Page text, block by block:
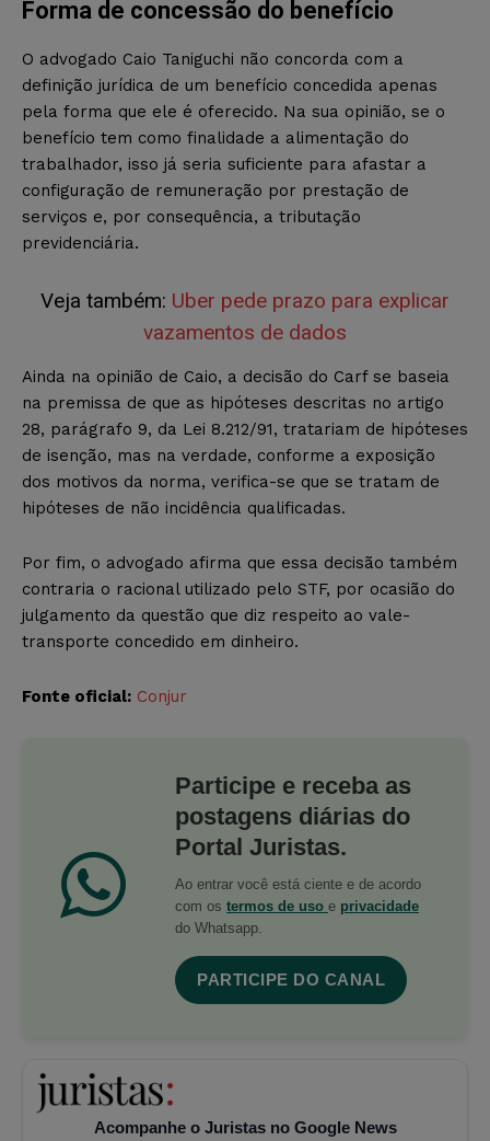
Forma de concessão do benefício
O advogado Caio Taniguchi não concorda com a
definição jurídica de um benefício concedida apenas
pela forma que ele é oferecido. Na sua opinião, se o
benefício tem como finalidade a alimentação do
trabalhador, isso já seria suficiente para afastar a
configuração de remuneração por prestação de
serviços e, por consequência, a tributação
previdenciária.
Veja também: Uber pede prazo para explicar
vazamentos de dados
Ainda na opinião de Caio, a decisão do Carf se baseia
na premissa de que as hipóteses descritas no artigo
28, parágrafo 9, da Lei 8.212/91, tratariam de hipóteses
de isenção, mas na verdade, conforme a exposição
dos motivos da norma, verifica-se que se tratam de
hipóteses de não incidência qualificadas.
Por fim, o advogado afirma que essa decisão também
contraria o racional utilizado pelo STF, por ocasião do
julgamento da questão que diz respeito ao vale-
transporte concedido em dinheiro.
Fonte oficial: Conjur
Participe e receba as
postagens diárias do
Portal Juristas.
Ao entrar você está ciente e de acordo
com os termos de uso e privacidade
do Whatsapp.
PARTICIPE DO CANAL
Acompanhe o Juristas no Google News